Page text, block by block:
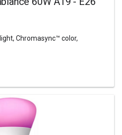
Chromasync™ color,